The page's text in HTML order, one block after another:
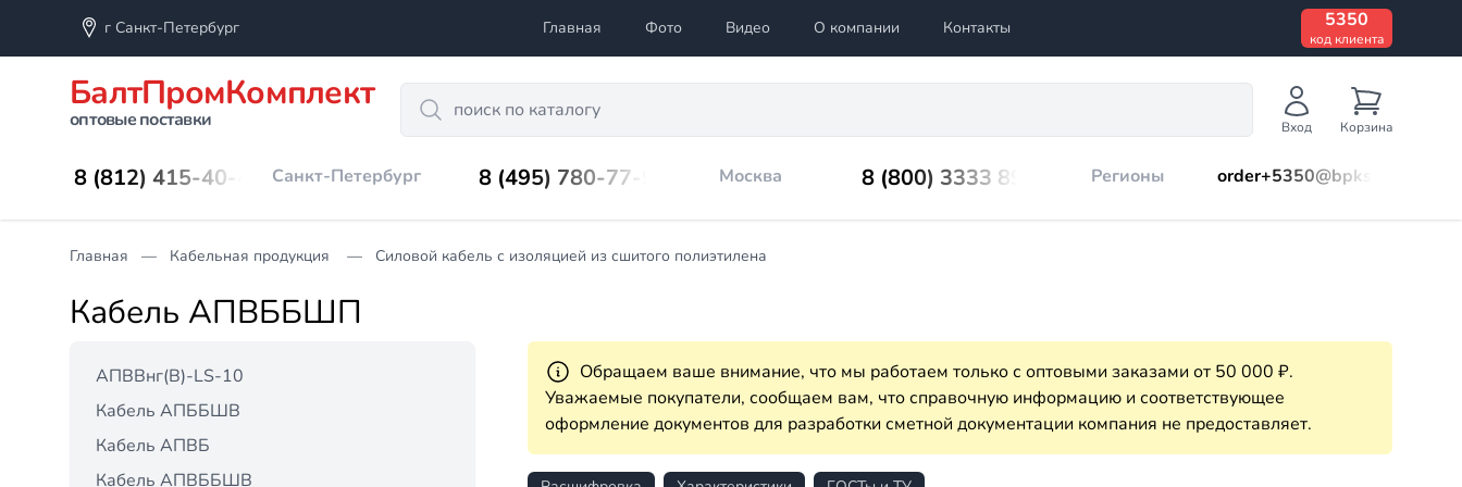
г Санкт-Петербург Главная Фото Видео О компании Контакты 5350
код клиента
БалтПромКомплект
оптовые поставки
Search
Вход Корзина
8 (812) 415-40-45 Санкт-Петербург 8 (495) 780-77-98 Москва 8 (800) 3333 899 Регионы order+5350@bpks.ru
Главная Кабельная продукция Силовой кабель с изоляцией из сшитого полиэтилена
Кабель АПВББШП
АПВВнг(B)-LS-10
Кабель АПББШВ
Кабель АПВБ
Кабель АПВББШВ
Обращаем ваше внимание, что мы работаем только с оптовыми заказами от 50 000 ₽.
Уважаемые покупатели, сообщаем вам, что справочную информацию и соответствующее
оформление документов для разработки сметной документации компания не предоставляет.